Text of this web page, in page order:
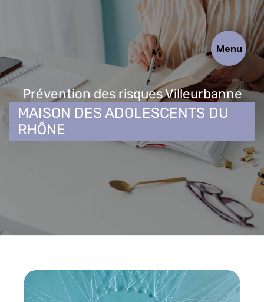
Menu
Prévention des risques Villeurbanne
MAISON DES ADOLESCENTS DU
RHÔNE